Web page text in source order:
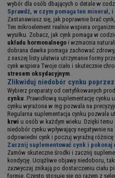
wybór dla osób dbających o detale w
Sprawdź, w czym pomaga ten minerał,
Zastanawiasz się, jak poprawnie brać
Ten mikroelement realnie wspiera
wysiłku. Zobacz, jak cynk pomaga w
układu hormonalnego i wzmacnia
dobrana dawka pomaga zachować
z naszej listy ułatwia utrzymanie formy
cynk wspiera Twoje ciało i skutecznie
stresem oksydacyjnym
Zlikwiduj niedobór cynku
Wybierz preparaty od certyfikowanych
cynku . Prawidłową suplementację
cynku wyrażona w mg pozwala na
Regularna suplementacja cynku pozwala
krwi u osób w każdym wieku. Dzięki
niedobór cynku wpływający negatywnie
odpowiedni cynk i poczuj wyraźną różnicę
Zacznij suplementować cynk i pokonaj
Zamów skuteczne środki i zacznij
kondycję. Uciążliwe objawy niedoboru,
zazwyczaj znikają po dostarczeniu ciału
formie. Często stosuje się go razem z